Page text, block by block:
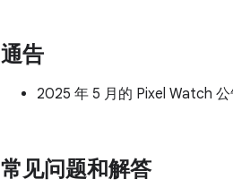
通告
2025 年 5 月的 Pixel Watch
常见问题和解答